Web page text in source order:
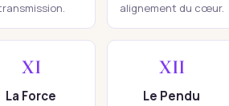
alignement du cœur.
XI
La Force
XII
Le Pendu